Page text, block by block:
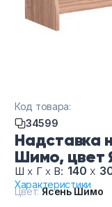
Надставка
Шимо, цвет
Шх Г х В: 140х
Характеристики
Код товара:
34599
Цвет:Ясень Шимо